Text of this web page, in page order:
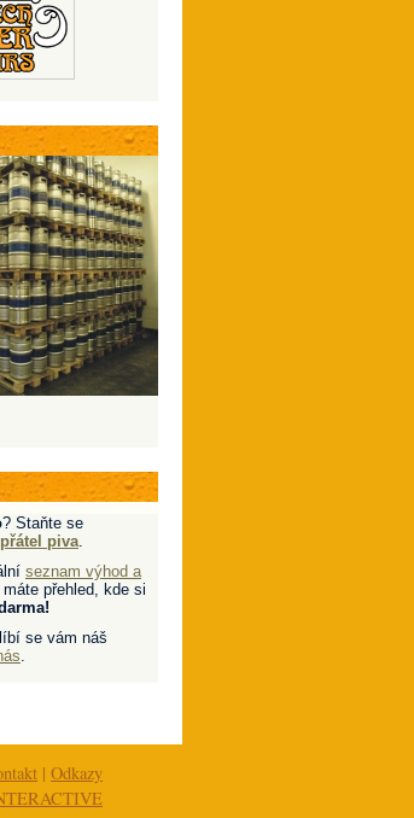
? Staňte se
piva.
seznam výhod a
přehled, kde si
se vám náš
.
|Odkazy